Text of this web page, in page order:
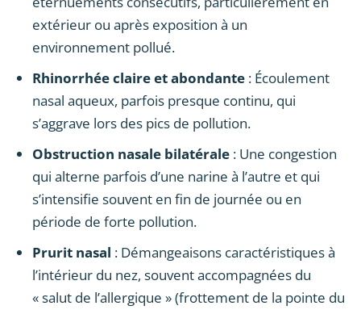
extérieur ou après exposition à un
environnement pollué.
Rhinorrhée claire et abondante : Écoulement
nasal aqueux, parfois presque continu, qui
s’aggrave lors des pics de pollution.
Obstruction nasale bilatérale : Une congestion
qui alterne parfois d’une narine à l’autre et qui
s’intensifie souvent en fin de journée ou en
période de forte pollution.
Prurit nasal : Démangeaisons caractéristiques à
l’intérieur du nez, souvent accompagnées du
« salut de l’allergique » (frottement de la pointe du